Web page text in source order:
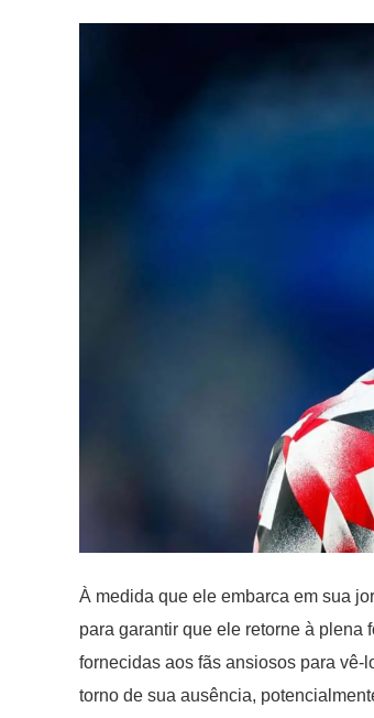
À medida que ele embarca em sua
para garantir que ele retorne à plena
fornecidas aos fãs ansiosos para vê-
torno de sua ausência,